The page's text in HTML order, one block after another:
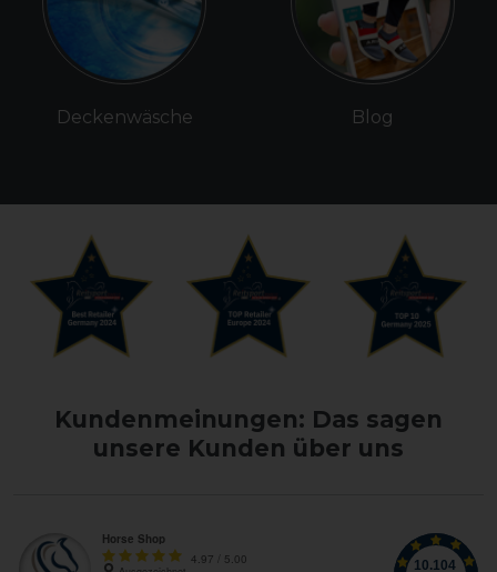
Deckenwäsche Blog
Kundenmeinungen: Das sagen
unsere Kunden über uns